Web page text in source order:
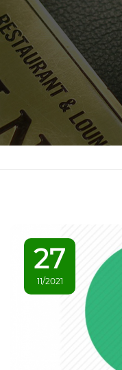
27
11/2021